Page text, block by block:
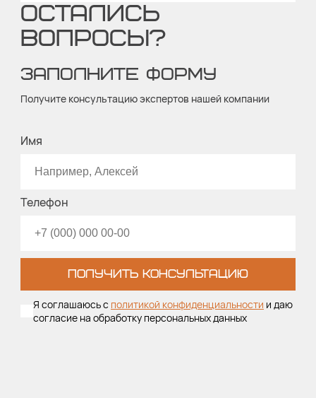
ОСТАЛИСЬ
ВОПРОСЫ?
ЗАПОЛНИТЕ ФОРМУ
Получите консультацию экспертов нашей компании
Имя
Телефон
ПОЛУЧИТЬ КОНСУЛЬТАЦИЮ
Я соглашаюсь с политикой конфиденциальности и даю
согласие на обработку персональных данных